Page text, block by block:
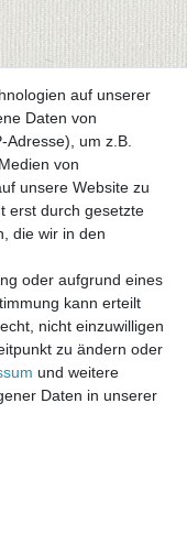
Ruhetag,
- 14.00 Uhr
auf unserer
Daten von
um z.B.
von
unsere Website zu
erst durch gesetzte
die wir in den
oder aufgrund eines
kann erteilt
nicht einzuwilligen
zu ändern oder
und weitere
Daten in unserer